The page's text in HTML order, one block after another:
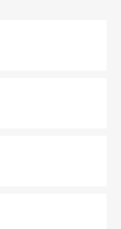
せないスポット